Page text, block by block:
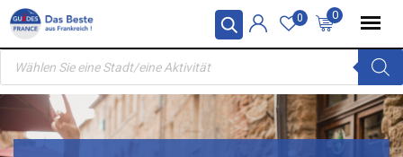
Skip
content
0
0
Products
search